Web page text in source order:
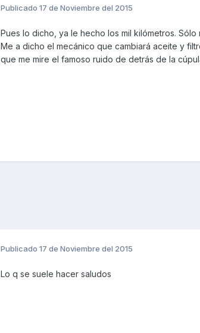
Publicado 17 de Noviembre del 2015
Pues lo dicho, ya le hecho los mil kilómetros.
Me a dicho el mecánico que cambiará aceite y
que me mire el famoso ruido de detrás de la
Publicado 17 de Noviembre del 2015
Lo q se suele hacer saludos